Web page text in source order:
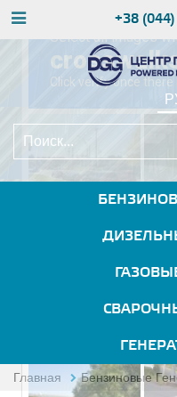
+38 (044)
Главная Бензиновые